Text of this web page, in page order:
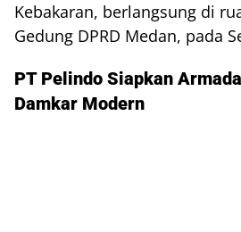
Kebakaran, berlangsung di
Gedung DPRD Medan, pada
PT Pelindo Siapkan
Damkar Modern